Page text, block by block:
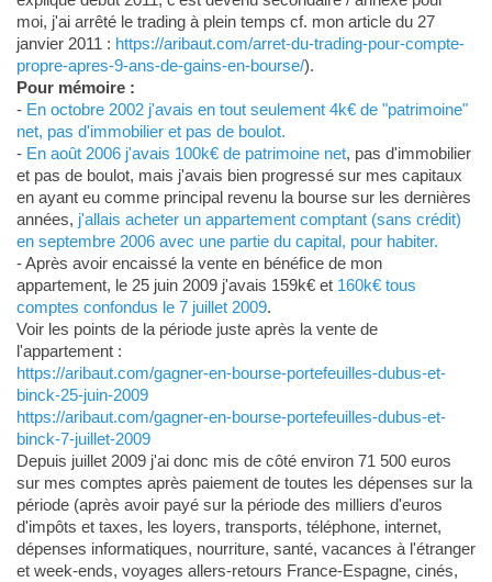
moi, j'ai arrêté le trading à plein temps cf. mon article du 27
janvier 2011 : https://aribaut.com/arret-du-trading-pour-compte-
propre-apres-9-ans-de-gains-en-bourse/).
Pour mémoire :
- En octobre 2002 j'avais en tout seulement 4k€ de "patrimoine"
net, pas d'immobilier et pas de boulot.
- En août 2006 j'avais 100k€ de patrimoine net, pas d'immobilier
et pas de boulot, mais j'avais bien progressé sur mes capitaux
en ayant eu comme principal revenu la bourse sur les dernières
années, j'allais acheter un appartement comptant (sans crédit)
en septembre 2006 avec une partie du capital, pour habiter.
- Après avoir encaissé la vente en bénéfice de mon
appartement, le 25 juin 2009 j'avais 159k€ et 160k€ tous
comptes confondus le 7 juillet 2009.
Voir les points de la période juste après la vente de
l'appartement :
https://aribaut.com/gagner-en-bourse-portefeuilles-dubus-et-
binck-25-juin-2009
https://aribaut.com/gagner-en-bourse-portefeuilles-dubus-et-
binck-7-juillet-2009
Depuis juillet 2009 j'ai donc mis de côté environ 71 500 euros
sur mes comptes après paiement de toutes les dépenses sur la
période (après avoir payé sur la période des milliers d'euros
d'impôts et taxes, les loyers, transports, téléphone, internet,
dépenses informatiques, nourriture, santé, vacances à l'étranger
et week-ends, voyages allers-retours France-Espagne, cinés,